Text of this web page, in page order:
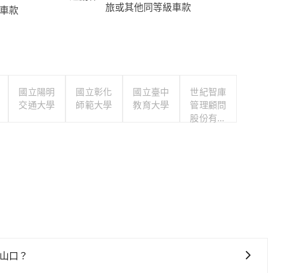
款
旅或其他同等級車款
國立陽明
交通大學
國立彰化
師範大學
國立臺中
教育大學
世紀智庫
管理顧問
股份有限
口？